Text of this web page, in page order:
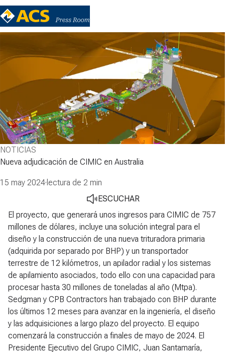
NOTICIAS
Nueva adjudicación de CIMIC en Australia
15 may 2024· lectura de 2 min
ESCUCHAR
El proyecto, que generará unos ingresos para CIMIC de 757
millones de dólares, incluye una solución integral para el
diseño y la construcción de una nueva trituradora primaria
(adquirida por separado por BHP) y un transportador
terrestre de 12 kilómetros, un apilador radial y los sistemas
de apilamiento asociados, todo ello con una capacidad para
procesar hasta 30 millones de toneladas al año (Mtpa).
Sedgman y CPB Contractors han trabajado con BHP durante
los últimos 12 meses para avanzar en la ingeniería, el diseño
y las adquisiciones a largo plazo del proyecto. El equipo
comenzará la construcción a finales de mayo de 2024. El
Presidente Ejecutivo del Grupo CIMIC, Juan Santamaría,